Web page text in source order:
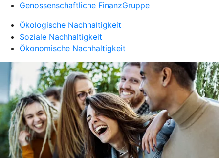
Genossenschaftliche FinanzGruppe
Ökologische Nachhaltigkeit
Soziale Nachhaltigkeit
Ökonomische Nachhaltigkeit